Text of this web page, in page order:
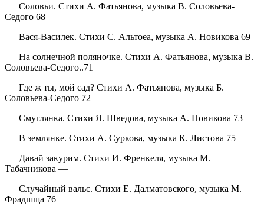
Соловьи. Стихи А. Фатьянова, музыка В. Соловьева-
Седого 68
Вася-Василек. Стихи С. Альтоеа, музыка А. Новикова 69
На солнечной поляночке. Стихи А. Фатьянова, музыка В.
Соловьева-Седого..71
Где ж ты, мой сад? Стихи А. Фатьянова, музыка Б.
Соловьева-Седого 72
Смуглянка. Стихи Я. Шведова, музыка А. Новикова 73
В землянке. Стихи А. Суркова, музыка К. Листова 75
Давай закурим. Стихи И. Френкеля, музыка М.
Табачникова —
Случайный вальс. Стихи Е. Далматовского, музыка М.
Фрадшща 76